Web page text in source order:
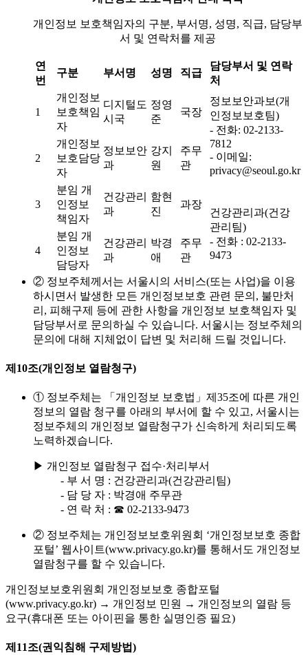
개인정보 보호책임자의 구분, 부서명, 성명, 직급, 담당부
서 및 연락처를 제공
연
번
구분 부서명 성명 직급
담당부서 및 연락
처
1
개인정보
보호책임
자
디지털도
시국
정영
준
국장
정보보안과보(개
인정보보호팀)
- 전화: 02-2133-
7812
- 이메일:
privacy@seoul.go.kr
2
개인정보
보호담당
자
정보보안
과
강지
원
주무
관
3
분임 개
인정보
책임자
건강관리
과
함현
진
과장
건강관리과(건강
관리팀)
- 전화 : 02-2133-
9473
4
분임 개
인정보
담당자
건강관리
과
박경
애
주무
관
② 정보주체께서는 서울시의 서비스(또는 사업)을 이용
하시면서 발생한 모든 개인정보보호 관련 문의, 불만처
리, 피해구제 등에 관한 사항을 개인정보 보호책임자 및
담당부서로 문의하실 수 있습니다. 서울시는 정보주체의
문의에 대해 지체없이 답변 및 처리해 드릴 것입니다.
제10조(개인정보 열람청구)
① 정보주체는 「개인정보 보호법」제35조에 따른 개인
정보의 열람 청구를 아래의 부서에 할 수 있고, 서울시는
정보주체의 개인정보 열람청구가 신속하게 처리되도록
노력하겠습니다.
▶ 개인정보 열람청구 접수·처리부서
- 부 서 명 : 건강관리과(건강관리팀)
- 담 당 자 : 박경애 주무관
- 연 락 처 : ☎ 02-2133-9473
② 정보주체는 개인정보보호위원회 ‘개인정보보호 종합
포털’ 웹사이트(www.privacy.go.kr)를 통해서도 개인정보
열람청구를 할 수 있습니다.
개인정보보호위원회 개인정보보호 종합포털
(www.privacy.go.kr) → 개인정보 민원 → 개인정보의 열람 등
요구(휴대폰 또는 아이핀을 통한 실명인증 필요)
제11조(권익침해 구제방법)